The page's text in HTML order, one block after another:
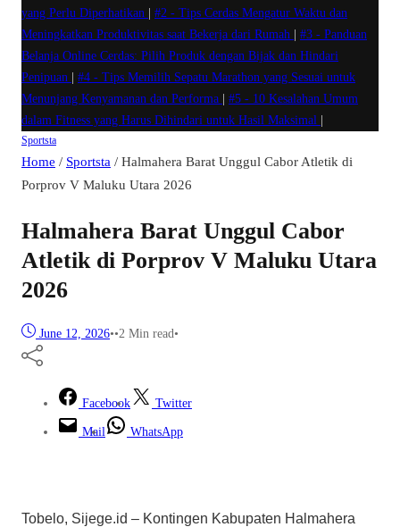
yang Perlu Diperhatikan
#2 - Tips Cerdas Mengatur Waktu dan
Meningkatkan Produktivitas saat Bekerja dari Rumah
#3 - Panduan
Belanja Online Cerdas: Pilih Produk dengan Bijak dan Hindari
Penipuan
#4 - Tips Memilih Sepatu Marathon yang Sesuai untuk
Menunjang Kenyamanan dan Performa
#5 - 10 Kesalahan Umum
dalam Fitness yang Harus Dihindari untuk Hasil Maksimal
Sportsta
Home / Sportsta / Halmahera Barat Unggul Cabor Atletik di
Porprov V Maluku Utara 2026
Halmahera Barat Unggul Cabor
Atletik di Porprov V Maluku Utara
2026
June 12, 2026••2 Min read•
Facebook Twitter
Mail WhatsApp
Tobelo, Sijege.id – Kontingen Kabupaten Halmahera